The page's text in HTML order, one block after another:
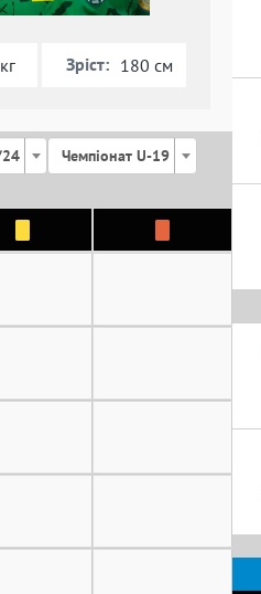
Зріст: 180 см
Чемпіонат U-19